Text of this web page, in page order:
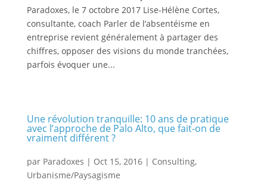
Paradoxes, le 7 octobre 2017 Lise-Hélène Cortes,
consultante, coach Parler de l’absentéisme en
entreprise revient généralement à partager des
chiffres, opposer des visions du monde tranchées,
parfois évoquer une...
Une révolution tranquille: 10 ans de pratique
avec l’approche de Palo Alto, que fait-on de
vraiment différent ?
par Paradoxes | Oct 15, 2016| Consulting,
Urbanisme/Paysagisme